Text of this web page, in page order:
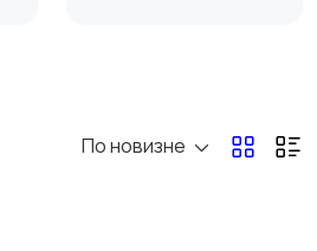
По новизне